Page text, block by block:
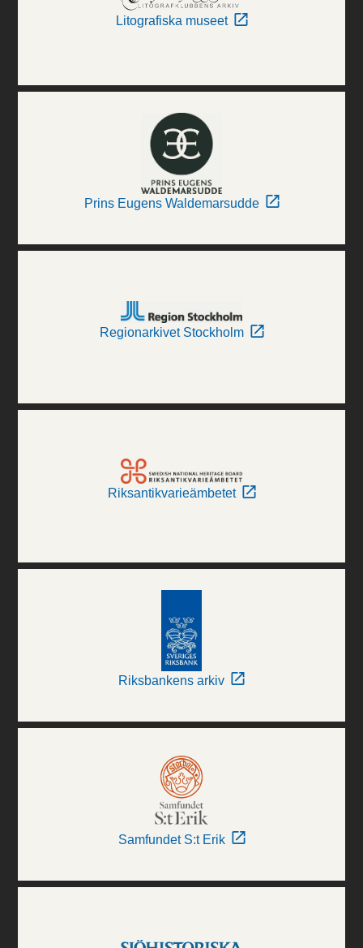
Litografiska museet
Prins Eugens Waldemarsudde
Regionarkivet Stockholm
Riksantikvarieämbetet
Riksbankens arkiv
Samfundet S:t Erik